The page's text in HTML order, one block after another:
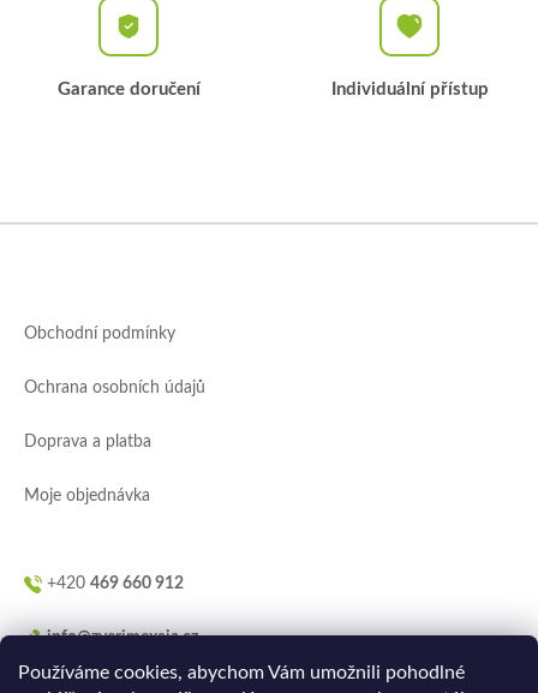
Používáme cookies, abychom Vám umožnili pohodlné
Garance doručení Individuální přístup
Obchodní podmínky
Ochrana osobních údajů
Doprava a platba
Moje objednávka
+420 469 660 912
info@zverimexaja.cz